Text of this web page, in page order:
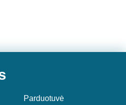
Parduotuvė